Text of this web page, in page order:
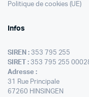
Politique de cookies (UE)
Infos
SIREN :353 795 255
SIRET :353 795 255
Adresse :
31 Rue Principale
67260 HINSINGEN